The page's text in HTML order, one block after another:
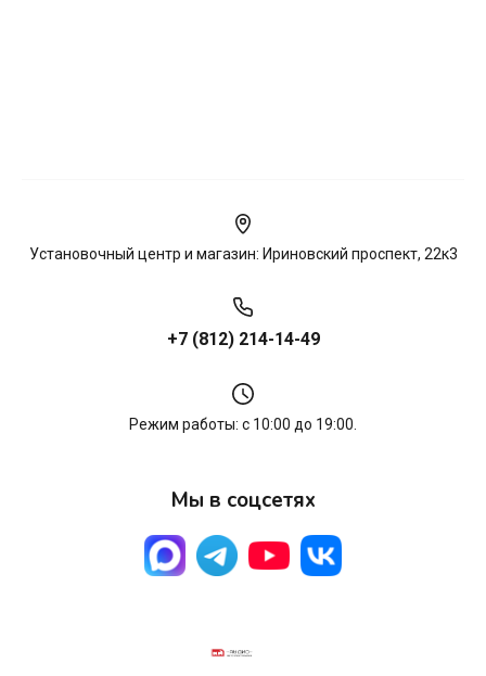
Установочный центр и магазин: Ириновский проспект, 22к3
+7 (812) 214-14-49
Режим работы: с 10:00 до 19:00.
Мы в соцсетях